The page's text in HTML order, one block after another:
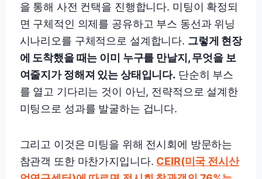
을 통해 사전 컨택을 진행합니다. 미팅이 확정되
면 구체적인 의제를 공유하고 부스 동선과 위닝
시나리오를 구체적으로 설계합니다. 그렇게 현장
에 도착했을 때는 이미 누구를 만날지, 무엇을 보
여줄지가 정해져 있는 상태입니다. 단순히 부스
를 열고 기다리는 것이 아닌, 전략적으로 설계한
미팅으로 성과를 발굴하는 겁니다.
그리고 이것은 미팅을 위해 전시회에 방문하는
참관객 또한 마찬가지입니다. CEIR(미국 전시산